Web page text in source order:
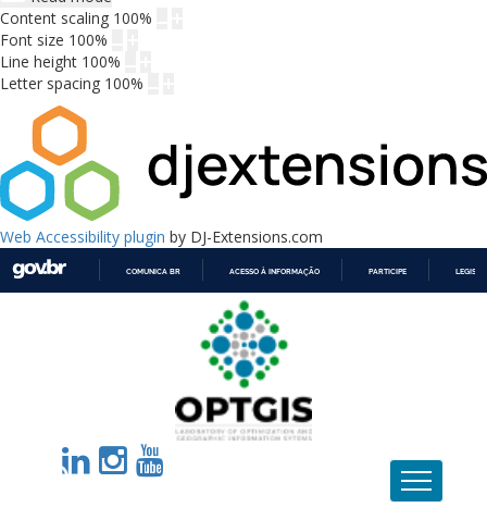
Content scaling 100%
Font size 100%
Line height 100%
Letter spacing 100%
Web Accessibility plugin by DJ-Extensions.com
IR
PARA
O
CONTEÚDO
COMUNICA BR ACESSO À INFORMAÇÃO PARTICIPE